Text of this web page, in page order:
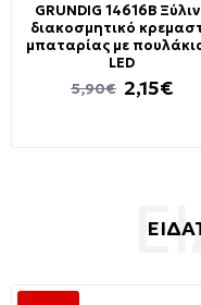
GRUNDIG 14616B
διακοσμητικό
μπαταρίας με
LED
2,15€
5,90€